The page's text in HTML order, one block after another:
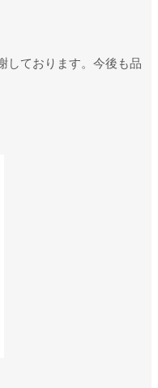
しております。今後も品